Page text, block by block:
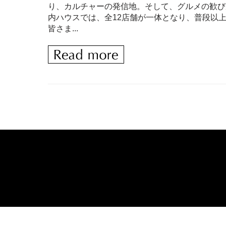
り、カルチャーの発信地。そして、グルメの歓
内ハウスでは、全12店舗が一体となり、普段以
皆さま...